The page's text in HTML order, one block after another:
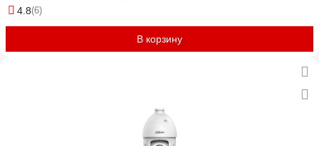
4.8(6)
В корзину